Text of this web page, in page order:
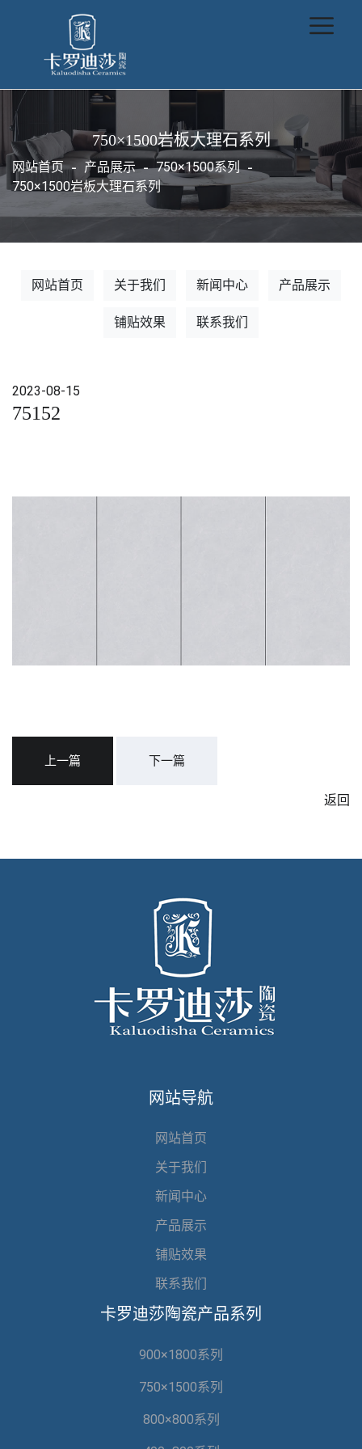
750×1500岩板大理石系列
网站首页 产品展示
750×1500系列
750×1500岩板大理石系列
网站首页 关于我们 新闻中心 产品展示
铺贴效果 联系我们
2023-08-15
75152
上一篇 下一篇
返回
网站导航
网站首页
关于我们
新闻中心
产品展示
铺贴效果
联系我们
卡罗迪莎陶瓷产品系列
900×1800系列
750×1500系列
800×800系列